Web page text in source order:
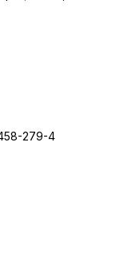
279-4